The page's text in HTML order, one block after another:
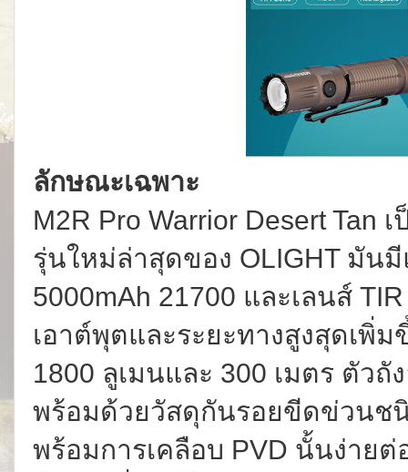
ลักษณะเฉพาะ
M2R Pro Warrior Desert Tan
รุ่นใหม่ล่าสุดของ OLIGHT มัน
5000mAh 21700 และเลนส์
เอาต์พุตและระยะทางสูงสุดเพิ่
1800 ลูเมนและ 300 เมตร ตัว
พร้อมด้วยวัสดุกันรอยขีดข่วนช
พร้อมการเคลือบ PVD นั้นง่าย